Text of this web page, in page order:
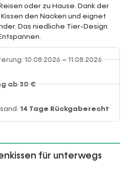
oder zu Hause. Dank der
den Nacken und eignet
Das niedliche Tier-Design
10.08.2026 – 11.08.2026
ab 30 €
14 Tage Rückgaberecht
für unterwegs